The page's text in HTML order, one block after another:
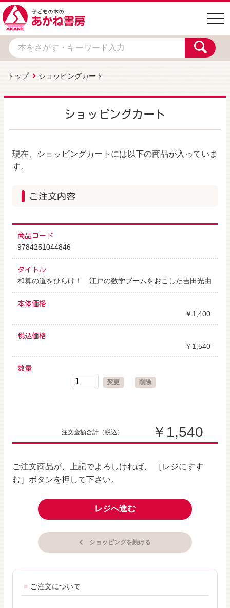
トップ ショッピングカート
ショッピングカート
現在、ショッピングカートには以下の商品が入っていま
す。
ご注文内容
商品コード
9784251044846
タイトル
和算の道をひらけ！ 江戸の数学ブームをおこした吉田光由
本体価格
￥1,400
税込価格
￥1,540
数量
変更
削除
注文金額合計 （税込） ￥1,540
ご注文商品が、上記でよろしければ、 ［レジにすす
む］ボタンを押して下さい。
ショッピングを続ける
レジへ進む
ご注文について